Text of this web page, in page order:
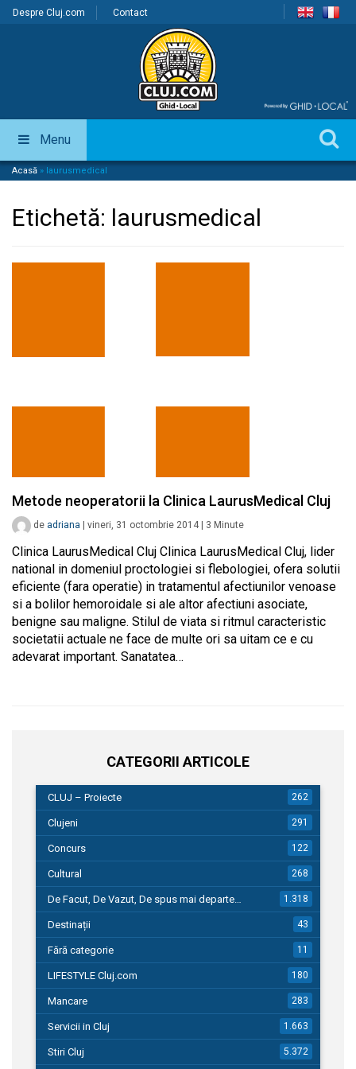
Despre Cluj.com Contact
Menu
Acasă » laurusmedical
Etichetă: laurusmedical
Metode neoperatorii la Clinica LaurusMedical Cluj
de adriana vineri, 31 octombrie 2014 3 Minute
Clinica LaurusMedical Cluj Clinica LaurusMedical Cluj, lider
national in domeniul proctologiei si flebologiei, ofera solutii
eficiente (fara operatie) in tratamentul afectiunilor venoase
si a bolilor hemoroidale si ale altor afectiuni asociate,
benigne sau maligne. Stilul de viata si ritmul caracteristic
societatii actuale ne face de multe ori sa uitam ce e cu
adevarat important. Sanatatea…
CATEGORII ARTICOLE
CLUJ – Proiecte 262
Clujeni 291
Concurs 122
Cultural 268
De Facut, De Vazut, De spus mai departe… 1.318
Destinații 43
Fără categorie 11
LIFESTYLE Cluj.com 180
Mancare 283
Servicii in Cluj 1.663
Stiri Cluj 5.372